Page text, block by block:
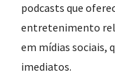
podcasts que
entretenimento
em mídias sociais,
imediatos.